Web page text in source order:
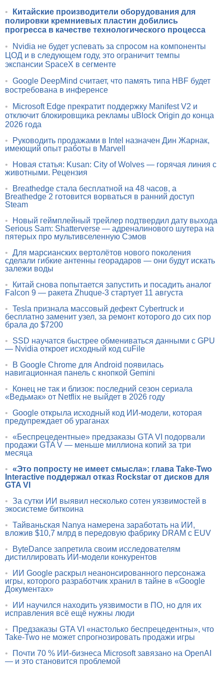
•
Китайские производители оборудования для
полировки кремниевых пластин добились
прогресса в качестве технологического процесса
•
Nvidia не будет успевать за спросом на компоненты
ЦОД и в следующем году, это ограничит темпы
экспансии SpaceX в сегменте
• Google DeepMind считает, что память типа HBF будет
востребована в инференсе
•
Microsoft Edge прекратит поддержку Manifest V2 и
отключит блокировщика рекламы uBlock Origin до конца
2026 года
•
Руководить продажами в Intel назначен Дин Жарнак,
имеющий опыт работы в Marvell
•
Новая статья: Kusan: City of Wolves — горячая линия с
животными. Рецензия
•
Breathedge стала бесплатной на 48 часов, а
Breathedge 2 готовится ворваться в ранний доступ
Steam
•
Новый геймплейный трейлер подтвердил дату выхода
Serious Sam: Shatterverse — адреналинового шутера на
пятерых про мультивселенную Сэмов
• Для марсианских вертолётов нового поколения
сделали гибкие антенны георадаров — они будут искать
залежи воды
•
Китай снова попытается запустить и посадить аналог
Falcon 9 — ракета Zhuque-3 стартует 11 августа
• Tesla признала массовый дефект Cybertruck и
бесплатно заменит узел, за ремонт которого до сих пор
брала до $7200
•
SSD научатся быстрее обмениваться данными с GPU
— Nvidia откроет исходный код cuFile
•
В Google Chrome для Android появилась
навигационная панель с кнопкой Gemini
•
Конец не так и близок: последний сезон сериала
«Ведьмак» от Netflix не выйдет в 2026 году
• Google открыла исходный код ИИ-модели, которая
предупреждает об ураганах
• «Беспрецедентные» предзаказы GTA VI подорвали
продажи GTA V — меньше миллиона копий за три
месяца
• «Это попросту не имеет смысла»: глава Take-Two
Interactive поддержал отказ Rockstar от дисков для
GTA VI
• За сутки ИИ выявил несколько сотен уязвимостей в
экосистеме биткоина
• Тайваньская Nanya намерена заработать на ИИ,
вложив $10,7 млрд в передовую фабрику DRAM с EUV
•
ByteDance запретила своим исследователям
дистиллировать ИИ-модели конкурентов
•
ИИ Google раскрыл неанонсированного персонажа
игры, которого разработчик хранил в тайне в «Google
Документах»
•
ИИ научился находить уязвимости в ПО, но для их
исправления всё ещё нужны люди
•
Предзаказы GTA VI «настолько беспрецедентны», что
Take-Two не может спрогнозировать продажи игры
•
Почти 70 % ИИ-бизнеса Microsoft завязано на OpenAI
— и это становится проблемой